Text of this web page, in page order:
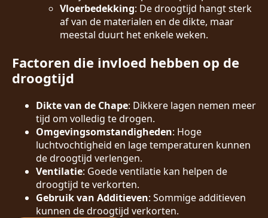
Vloerbedekking: De droogtijd hangt sterk
af van de materialen en de dikte, maar
meestal duurt het enkele weken.
Factoren die invloed hebben op de
droogtijd
Dikte van de Chape: Dikkere lagen nemen meer
tijd om volledig te drogen.
Omgevingsomstandigheden: Hoge
luchtvochtigheid en lage temperaturen kunnen
de droogtijd verlengen.
Ventilatie: Goede ventilatie kan helpen de
droogtijd te verkorten.
Gebruik van Additieven: Sommige additieven
kunnen de droogtijd verkorten.